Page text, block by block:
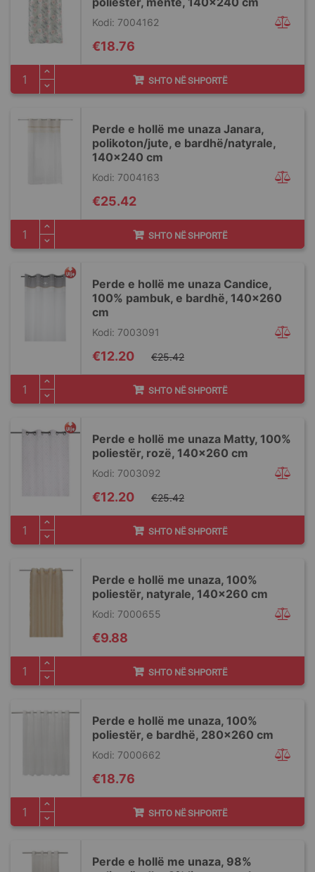
Kodi: 7004162
€18.76
SHTO NË SHPORTË
Perde e hollë me unaza Janara,
polikoton/jute, e bardhë/natyrale,
140x240 cm
Kodi: 7004163
€25.42
SHTO NË SHPORTË
Perde e hollë me unaza Candice,
100% pambuk, e bardhë, 140x260
cm
Kodi: 7003091
Special
Price
€12.20 €25.42
SHTO NË SHPORTË
Perde e hollë me unaza Matty, 100%
poliestër, rozë, 140x260 cm
Kodi: 7003092
Special
Price
€12.20 €25.42
SHTO NË SHPORTË
Perde e hollë me unaza, 100%
poliestër, natyrale, 140x260 cm
Kodi: 7000655
€9.88
SHTO NË SHPORTË
Perde e hollë me unaza, 100%
poliestër, e bardhë, 280x260 cm
Kodi: 7000662
€18.76
SHTO NË SHPORTË
Perde e hollë me unaza, 98%